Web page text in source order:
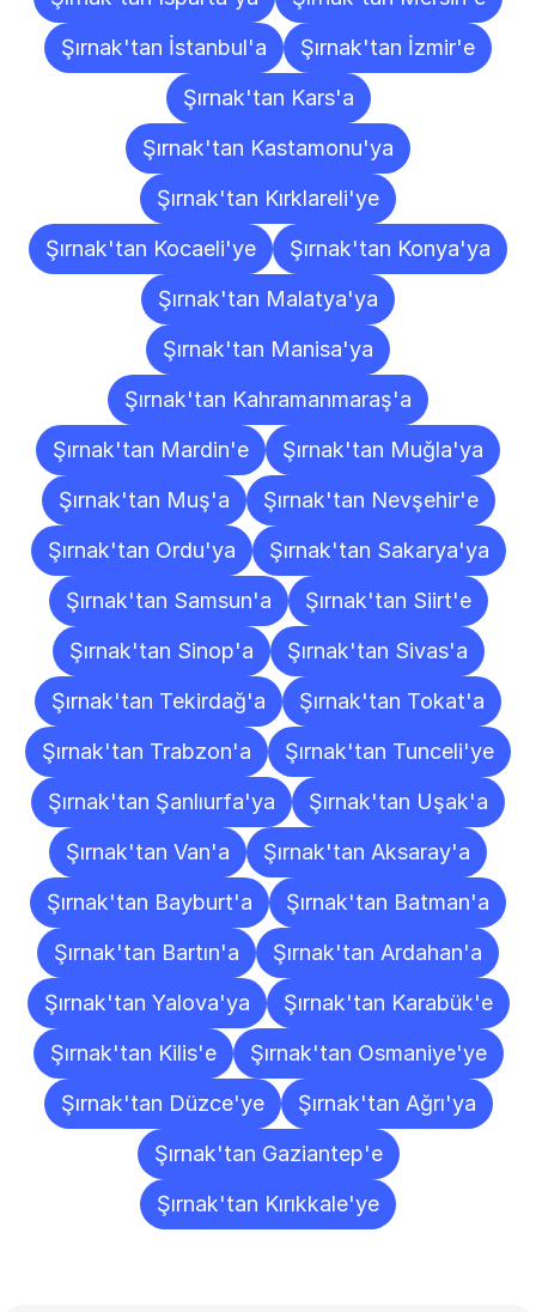
Şırnak'tan İstanbul'a
Şırnak'tan İzmir'e
Şırnak'tan Kars'a
Şırnak'tan Kastamonu'ya
Şırnak'tan Kırklareli'ye
Şırnak'tan Kocaeli'ye
Şırnak'tan Konya'ya
Şırnak'tan Malatya'ya
Şırnak'tan Manisa'ya
Şırnak'tan Kahramanmaraş'a
Şırnak'tan Mardin'e
Şırnak'tan Muğla'ya
Şırnak'tan Muş'a
Şırnak'tan Nevşehir'e
Şırnak'tan Ordu'ya
Şırnak'tan Sakarya'ya
Şırnak'tan Samsun'a
Şırnak'tan Siirt'e
Şırnak'tan Sinop'a
Şırnak'tan Sivas'a
Şırnak'tan Tekirdağ'a
Şırnak'tan Tokat'a
Şırnak'tan Trabzon'a
Şırnak'tan Tunceli'ye
Şırnak'tan Şanlıurfa'ya
Şırnak'tan Uşak'a
Şırnak'tan Van'a
Şırnak'tan Aksaray'a
Şırnak'tan Bayburt'a
Şırnak'tan Batman'a
Şırnak'tan Bartın'a
Şırnak'tan Ardahan'a
Şırnak'tan Yalova'ya
Şırnak'tan Karabük'e
Şırnak'tan Kilis'e
Şırnak'tan Osmaniye'ye
Şırnak'tan Düzce'ye
Şırnak'tan Ağrı'ya
Şırnak'tan Gaziantep'e
Şırnak'tan Kırıkkale'ye